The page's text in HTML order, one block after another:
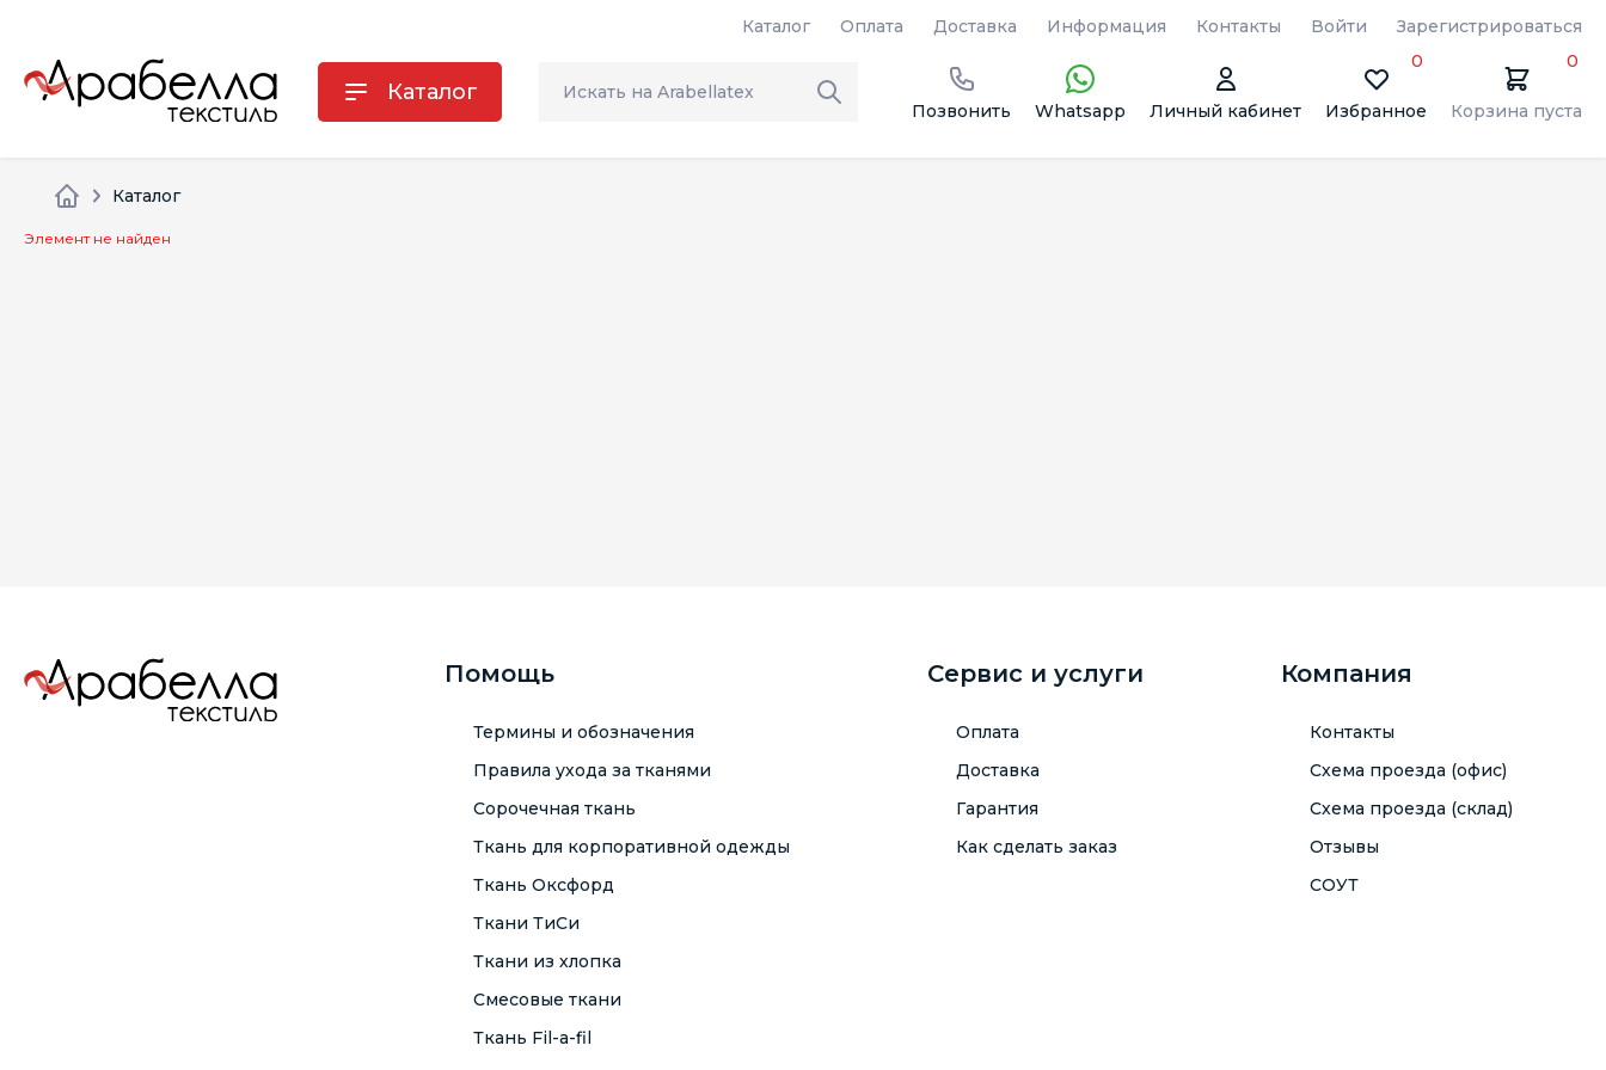
Каталог Оплата Доставка Информация Контакты Войти Зарегистрироваться
Каталог
Позвонить Whatsapp Личный кабинет Избранное
0
Корзина пуста
0
Каталог
Элемент не найден
Помощь
Термины и обозначения
Правила ухода за тканями
Сорочечная ткань
Ткань для корпоративной одежды
Ткань Оксфорд
Ткани ТиСи
Ткани из хлопка
Смесовые ткани
Ткань Fil-a-fil
Сервис и услуги
Оплата
Доставка
Гарантия
Как сделать заказ
Компания
Контакты
Схема проезда (офис)
Схема проезда (склад)
Отзывы
СОУТ